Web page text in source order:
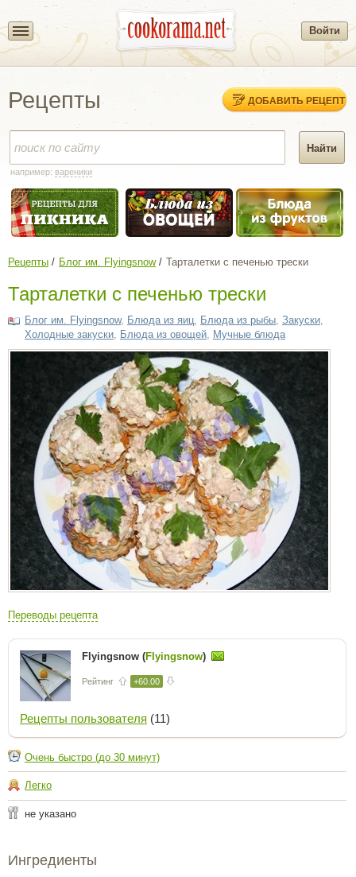
Войти
Рецепты ДОБАВИТЬ РЕЦЕПТ
например: вареники
Рецепты Блог им. Flyingsnow Тарталетки с печенью трески
Тарталетки с печенью трески
Блог им. Flyingsnow, Блюда из яиц Блюда из рыбы Закуски
Холодные закуски Блюда из овощей Мучные блюда
Переводы рецепта
Flyingsnow (Flyingsnow)
Рейтинг +60.00
Рецепты пользователя (11)
Очень быстро (до 30 минут)
Легко
не указано
Ингредиенты